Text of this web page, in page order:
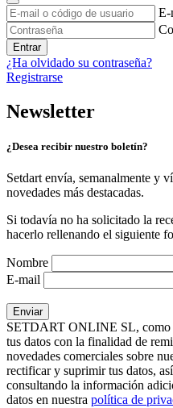
E-
Entrar
¿Ha olvidado su contraseña?
Registrarse
Newsletter
¿Desea recibir nuestro boletín?
Setdart envía, semanalmente y
novedades más destacadas.
Si todavía no ha solicitado la
hacerlo rellenando el siguiente
Nombre
E-mail
SETDART ONLINE SL, como
tus datos con la finalidad de
novedades comerciales sobre
rectificar y suprimir tus datos,
consultando la información
datos en nuestra política de